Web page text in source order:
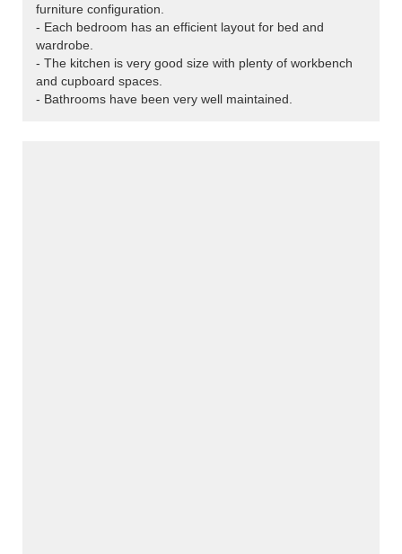
furniture configuration.
- Each bedroom has an efficient layout for bed and
wardrobe.
- The kitchen is very good size with plenty of workbench
and cupboard spaces.
- Bathrooms have been very well maintained.